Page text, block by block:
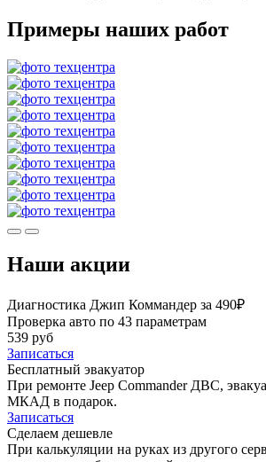
Примеры наших работ
Наши акции
Диагностика Джип Коммандер за 490₽
Проверка авто по 43 параметрам
539 руб
Записаться
Бесплатный эвакуатор
При ремонте Jeep Commander ДВС,
МКАД в подарок.
Записаться
Сделаем дешевле
При калькуляции на руках из другого